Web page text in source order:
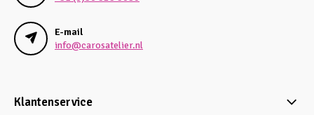
E-mail
info@carosatelier.nl
Klantenservice